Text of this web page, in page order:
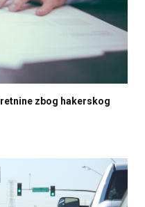
zbog hakerskog